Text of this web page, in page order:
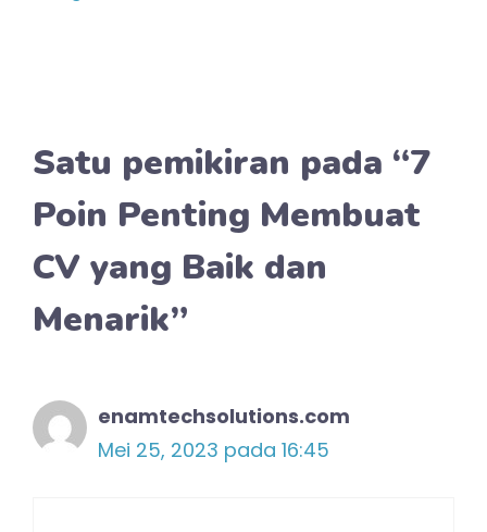
Satu pemikiran pada “7
Poin Penting Membuat
CV yang Baik dan
Menarik”
enamtechsolutions.com
Mei 25, 2023 pada 16:45